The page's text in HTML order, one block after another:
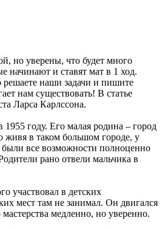
но уверены, что будет много
начинают и ставят мат в 1 ход.
решаете наши задачи и пишите
нам существовать! В статье
Ларса Карлссона.
1955 году. Его малая родина – город
живя в таком большом городе, у
были все возможности полноценно
рано отвели мальчика в
участвовал в детских
мест там не занимал. Он двигался
медленно, но уверенно.